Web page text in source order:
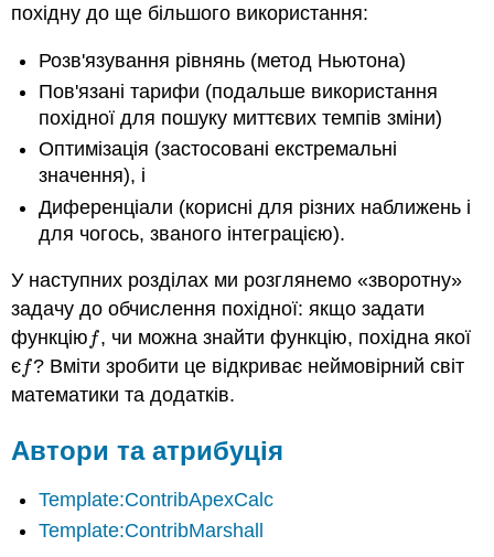
похідну до ще більшого використання:
Розв'язування рівнянь (метод Ньютона)
Пов'язані тарифи (подальше використання
похідної для пошуку миттєвих темпів зміни)
Оптимізація (застосовані екстремальні
значення), і
Диференціали (корисні для різних наближень і
для чогось, званого інтеграцією).
У наступних розділах ми розглянемо «зворотну»
задачу до обчислення похідної: якщо задати
функцію f
f , чи можна знайти функцію, похідна якої
єf
f ? Вміти зробити це відкриває неймовірний світ
математики та додатків.
Автори та атрибуція
Template:ContribApexCalc
Template:ContribMarshall